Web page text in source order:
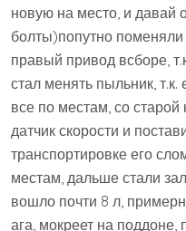
новую на место, и давай
болты)попутно
правый привод всборе,
стал менять пыльник,
все по местам, со
датчик скорости и
транспортировке его
местам, дальше стали
вошло почти 8 л,
ага, мокреет на